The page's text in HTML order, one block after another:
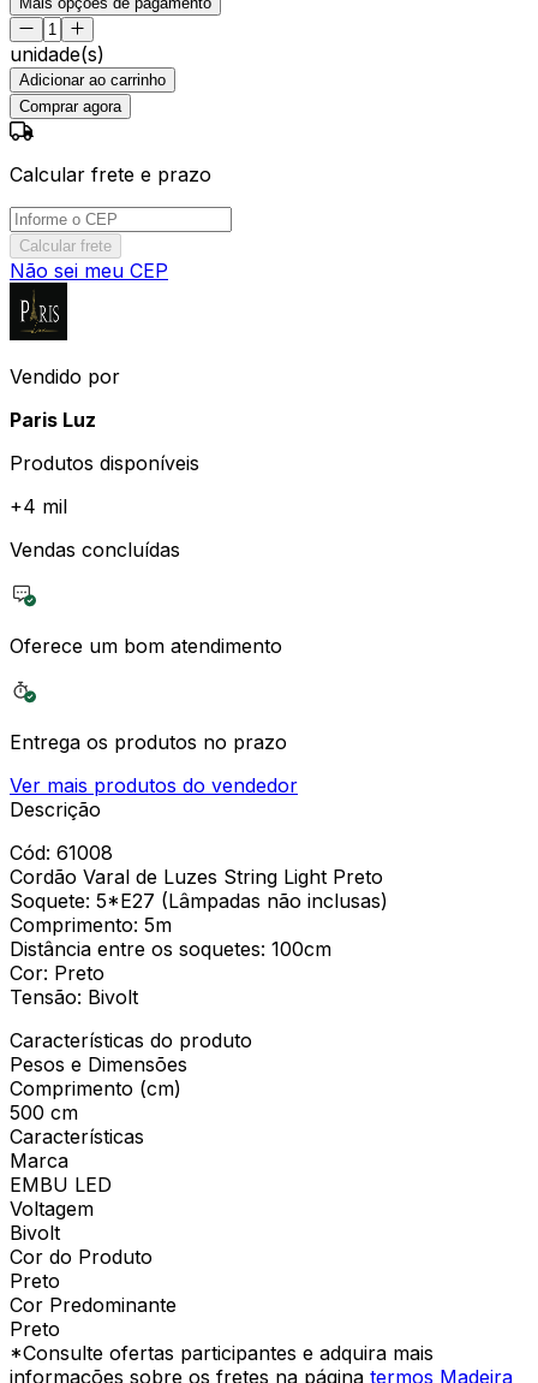
unidade(s)
Adicionar ao carrinho
Comprar agora
Calcular frete e prazo
Calcular frete
Não sei meu CEP
Vendido por
Paris Luz
Produtos disponíveis
+4 mil
Vendas concluídas
Oferece um bom atendimento
Entrega os produtos no prazo
Ver mais produtos do vendedor
Descrição
Cód: 61008
Cordão Varal de Luzes String Light Preto
Soquete: 5*E27 (Lâmpadas não inclusas)
Comprimento: 5m
Distância entre os soquetes: 100cm
Cor: Preto
Tensão: Bivolt
Características do produto
Pesos e Dimensões
Comprimento (cm)
500 cm
Características
Marca
EMBU LED
Voltagem
Bivolt
Cor do Produto
Preto
Cor Predominante
Preto
*Consulte ofertas participantes e adquira mais
informações sobre os fretes na página termos Madeira